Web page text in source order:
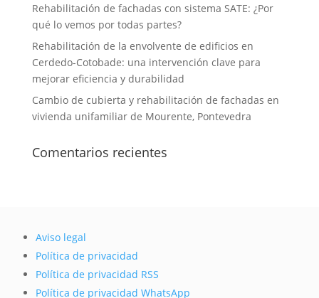
Rehabilitación de fachadas con sistema SATE: ¿Por
qué lo vemos por todas partes?
Rehabilitación de la envolvente de edificios en
Cerdedo-Cotobade: una intervención clave para
mejorar eficiencia y durabilidad
Cambio de cubierta y rehabilitación de fachadas en
vivienda unifamiliar de Mourente, Pontevedra
Comentarios recientes
Aviso legal
Política de privacidad
Política de privacidad RSS
Política de privacidad WhatsApp